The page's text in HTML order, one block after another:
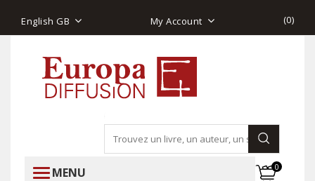
English GB My Account (0)
MENU 0